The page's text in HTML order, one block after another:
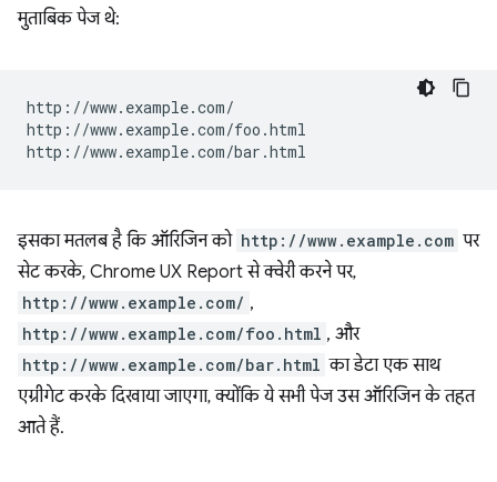
मुताबिक पेज थे:
http://www.example.com/
http://www.example.com/foo.html
इसका मतलब है कि ऑरिजिन को http://www.example.com पर
सेट करके, Chrome UX Report से क्वेरी करने पर,
http://www.example.com/ ,
http://www.example.com/foo.html , और
http://www.example.com/bar.html का डेटा एक साथ
एग्रीगेट करके दिखाया जाएगा, क्योंकि ये सभी पेज उस ऑरिजिन के तहत
आते हैं.